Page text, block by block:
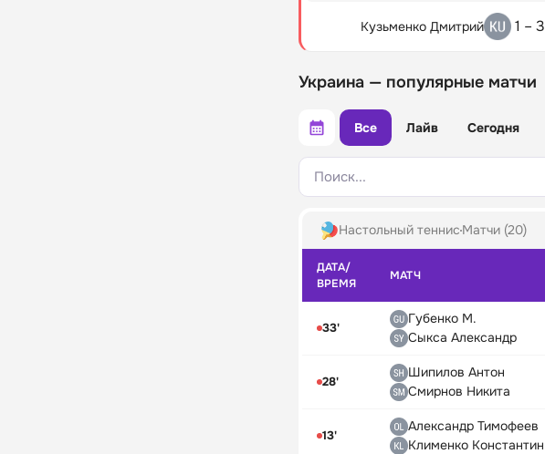
Кузьменко Дмитрий 1 – 3
Украина — популярные матчи
Все Лайв Сегодня
Поиск...
Настольный теннис Матчи (20)
ДАТА/
ВРЕМЯ
МАТЧ
33'
Губенко М.
Сыкса Александр
28'
Шипилов Антон
Смирнов Никита
13'
Александр Тимофеев
Клименко Константин